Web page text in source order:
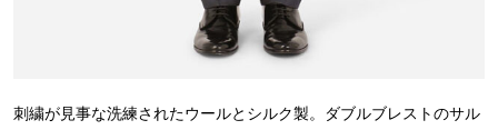
刺繍が見事な洗練されたウールとシルク製。ダブルブレストのサル